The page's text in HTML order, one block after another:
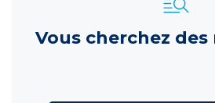
Vous cherchez des